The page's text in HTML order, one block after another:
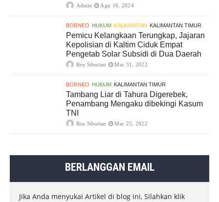
Admin Agu 16, 2024
BORNEO HUKUM KALIMANTAN KALIMANTAN TIMUR
Pemicu Kelangkaan Terungkap, Jajaran
Kepolisian di Kaltim Ciduk Empat
Pengetab Solar Subsidi di Dua Daerah
Roy Siburian Mar 31, 2022
BORNEO HUKUM KALIMANTAN TIMUR
Tambang Liar di Tahura Digerebek,
Penambang Mengaku dibekingi Kasum
TNI
Roy Siburian Mar 25, 2022
BERLANGGAN EMAIL
Jika Anda menyukai Artikel di blog ini, Silahkan klik